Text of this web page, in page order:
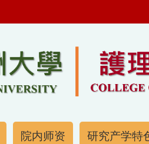
院内师资 研究产学特